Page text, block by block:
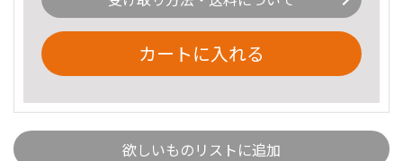
カートに入れる
欲しいものリストに追加